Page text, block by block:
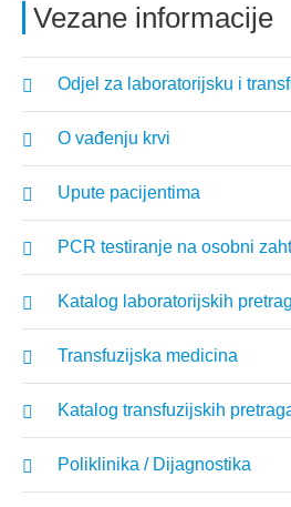
Vezane informacije
Odjel za laboratorijsku i
O vađenju krvi
Upute pacijentima
PCR testiranje na osobni
Katalog laboratorijskih
Transfuzijska medicina
Katalog transfuzijskih
Poliklinika / Dijagnostika